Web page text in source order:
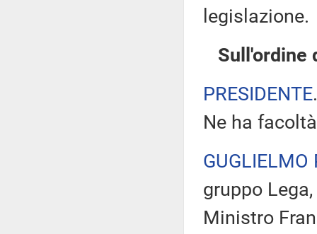
legislazione.
Sull'ordine
PRESIDENTE
Ne ha
GUGLIELMO
gruppo
Ministro